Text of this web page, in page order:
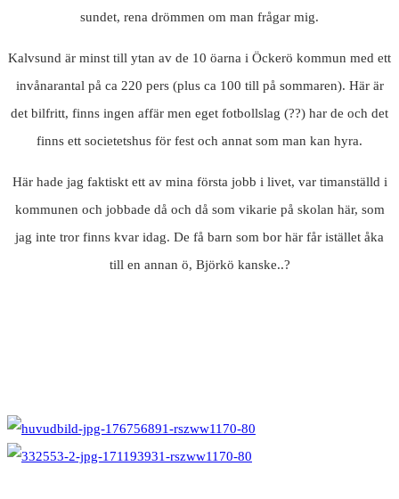
sundet, rena drömmen om man frågar mig.
Kalvsund är minst till ytan av de 10 öarna i Öckerö kommun med ett
invånarantal på ca 220 pers (plus ca 100 till på sommaren). Här är
det bilfritt, finns ingen affär men eget fotbollslag (??) har de och det
finns ett societetshus för fest och annat som man kan hyra.
Här hade jag faktiskt ett av mina första jobb i livet, var timanställd i
kommunen och jobbade då och då som vikarie på skolan här, som
jag inte tror finns kvar idag. De få barn som bor här får istället åka
till en annan ö, Björkö kanske..?